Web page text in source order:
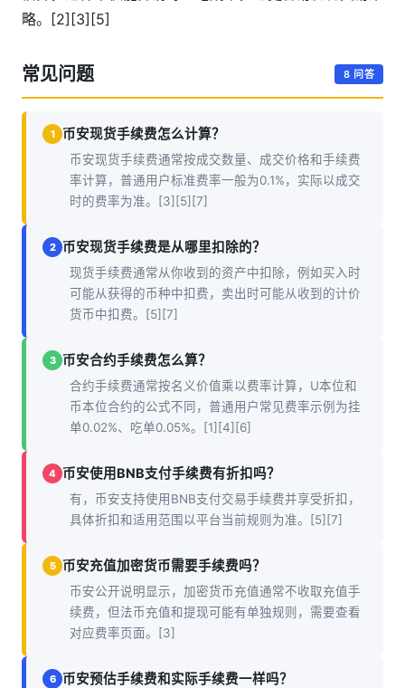
略。[2][3][5]
常见问题 8 问答
1 币安现货手续费怎么计算？
币安现货手续费通常按成交数量、成交价格和手续费
率计算，普通用户标准费率一般为0.1%，实际以成交
时的费率为准。[3][5][7]
2 币安现货手续费是从哪里扣除的？
现货手续费通常从你收到的资产中扣除，例如买入时
可能从获得的币种中扣费，卖出时可能从收到的计价
货币中扣费。[5][7]
3 币安合约手续费怎么算？
合约手续费通常按名义价值乘以费率计算，U本位和
币本位合约的公式不同，普通用户常见费率示例为挂
单0.02%、吃单0.05%。[1][4][6]
4 币安使用BNB支付手续费有折扣吗？
有，币安支持使用BNB支付交易手续费并享受折扣，
具体折扣和适用范围以平台当前规则为准。[5][7]
5 币安充值加密货币需要手续费吗？
币安公开说明显示，加密货币充值通常不收取充值手
续费，但法币充值和提现可能有单独规则，需要查看
对应费率页面。[3]
6 币安预估手续费和实际手续费一样吗？